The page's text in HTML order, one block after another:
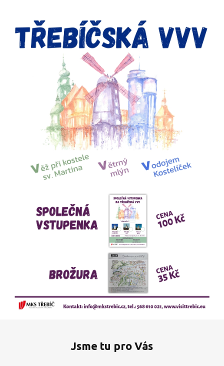
Jsme tu pro Vás